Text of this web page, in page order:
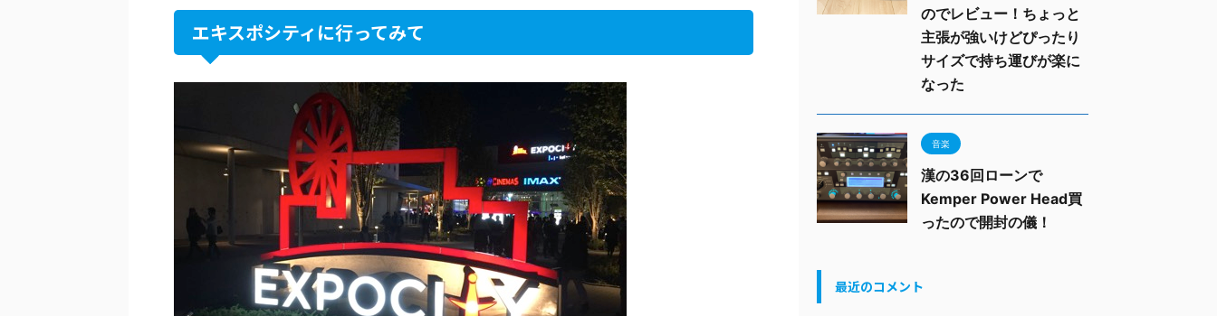
エキスポシティに行ってみて
のでレビュー！ちょっと
主張が強いけどぴったり
サイズで持ち運びが楽に
なった
音楽
漢の36回ローンで
Kemper Power Head買
ったので開封の儀！
最近のコメント